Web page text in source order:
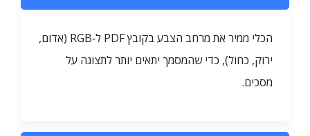
הכלי ממיר את מרחב הצבע בקובץ PDF ל‑RGB (אדום,
ירוק, כחול), כדי שהמסמך יתאים יותר לתצוגה על
מסכים.